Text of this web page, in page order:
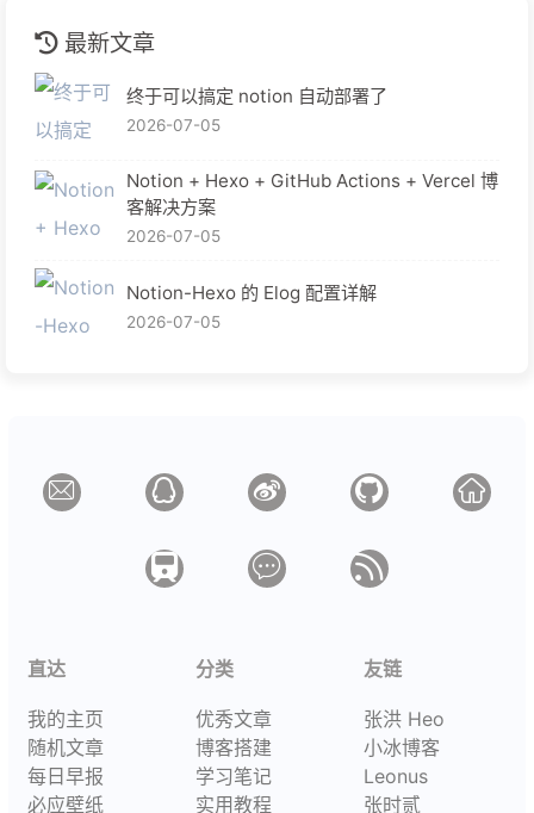
最新文章
终于可以搞定 notion 自动部署了
2026-07-05
Notion + Hexo + GitHub Actions + Vercel 博
客解决方案
2026-07-05
Notion-Hexo 的 Elog 配置详解
2026-07-05
直达
我的主页
随机文章
每日早报
必应壁纸
分类
优秀文章
博客搭建
学习笔记
实用教程
友链
张洪 Heo
小冰博客
Leonus
张时贰